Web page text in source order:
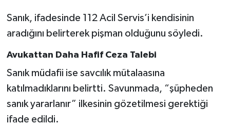
Sanık, ifadesinde 112 Acil Servis’i kendisinin
aradığını belirterek pişman olduğunu söyledi.
Avukattan Daha Hafif Ceza Talebi
Sanık müdafii ise savcılık mütalaasına
katılmadıklarını belirtti. Savunmada, “şüpheden
sanık yararlanır” ilkesinin gözetilmesi gerektiği
ifade edildi.